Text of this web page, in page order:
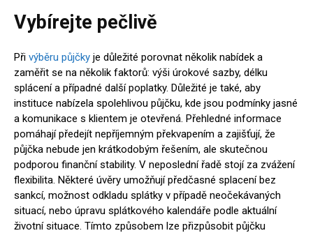
Vybírejte pečlivě
Při výběru půjčky je důležité porovnat několik nabídek a
zaměřit se na několik faktorů: výši úrokové sazby, délku
splácení a případné další poplatky. Důležité je také, aby
instituce nabízela spolehlivou půjčku, kde jsou podmínky jasné
a komunikace s klientem je otevřená. Přehledné informace
pomáhají předejít nepříjemným překvapením a zajišťují, že
půjčka nebude jen krátkodobým řešením, ale skutečnou
podporou finanční stability. V neposlední řadě stojí za zvážení
flexibilita. Některé úvěry umožňují předčasné splacení bez
sankcí, možnost odkladu splátky v případě neočekávaných
situací, nebo úpravu splátkového kalendáře podle aktuální
životní situace. Tímto způsobem lze přizpůsobit půjčku